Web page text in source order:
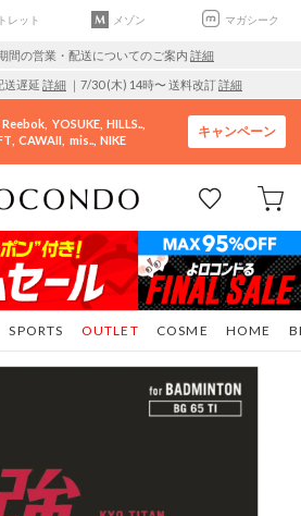
レット メゾン マガシーク
間の営業・配送についてのご案内 詳細
送遅延 詳細 ｜7/30 (木) 14時〜 送料改訂詳細
Reebok YOSUKE HILLS..
CAWAII mis.. NIKE
キャンペーン
SPORTS COSME HOME
OUTLET